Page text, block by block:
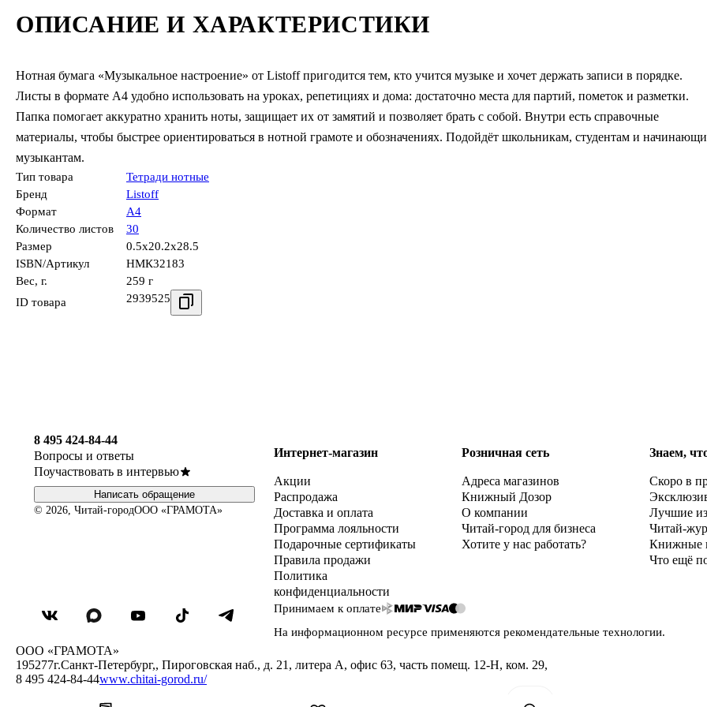
ОПИСАНИЕ И ХАРАКТЕРИСТИКИ
Нотная бумага «Музыкальное настроение» от Listoff пригодится тем, кто учится музыке и хочет держать записи в порядке.
Листы в формате А4 удобно использовать на уроках, репетициях и дома: достаточно места для партий, пометок и разметки.
Папка помогает аккуратно хранить ноты, защищает их от замятий и позволяет брать с собой. Внутри есть справочные
материалы, чтобы быстрее ориентироваться в нотной грамоте и обозначениях. Подойдёт школьникам, студентам и
музыкантам.
Тип товара
Тетради нотные
Бренд
Listoff
Формат
А4
Количество листов
30
Размер
0.5x20.2x28.5
ISBN/Артикул
НМК32183
Вес, г.
259 г
ID товара
2939525
8 495 424-84-44
Вопросы и ответы
Поучаствовать в интервью
Написать обращение
© 2026, Читай-городООО «ГРАМОТА»
Интернет-магазин
Акции
Распродажа
Доставка и оплата
Программа лояльности
Подарочные сертификаты
Правила продажи
Политика
конфиденциальности
Розничная сеть
Адреса магазинов
Книжный Дозор
О компании
Читай-город для бизнеса
Хотите у нас работать?
Знаем,
Скоро в
Лучшие
Читай-
Книжные
Что ещё
Принимаем к оплате
На информационном ресурсе применяются рекомендательные технологии.
ООО «ГРАМОТА»
195277г.Санкт-Петербург,, Пироговская наб., д. 21, литера А, офис 63, часть помещ. 12-Н, ком. 29,
8 495 424-84-44www.chitai-gorod.ru/